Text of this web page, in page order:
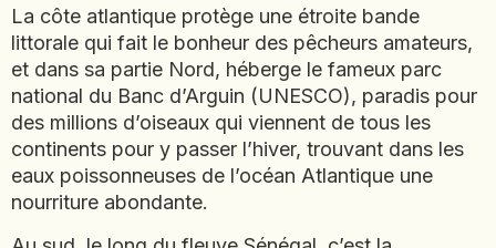
EMIRATS ARABES UNIS
EQUATEUR
ERYTHRÉE
ESTONIE
ETHIOPIE
GEORGIE
GHANA
GRÈCE
La côte atlantique protège une étroite bande
littorale qui fait le bonheur des pêcheurs amateurs,
et dans sa partie Nord, héberge le fameux parc
national du Banc d’Arguin (UNESCO), paradis pour
des millions d’oiseaux qui viennent de tous les
continents pour y passer l’hiver, trouvant dans les
eaux poissonneuses de l’océan Atlantique une
nourriture abondante.